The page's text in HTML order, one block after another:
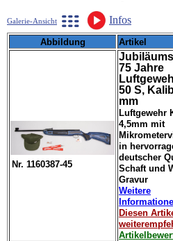
Galerie-Ansicht Infos
Abbildung Artikel
Nr. 1160387-45
75 Jahre
50 S,
mm
Luftgewehr
4,5mm mit
in
deutscher
Schaft und
Gravur
Weitere
Diesen